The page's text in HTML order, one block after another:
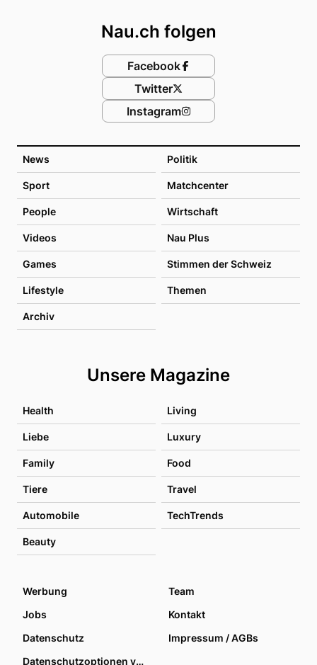
News Politik
Sport Matchcenter
People Wirtschaft
Videos Nau Plus
Games Stimmen der Schweiz
Lifestyle Themen
Archiv
Unsere Magazine
Health Living
Liebe Luxury
Family Food
Tiere Travel
Automobile TechTrends
Beauty
Nau.ch folgen
Facebook
Twitter
Instagram
Werbung
Team
Jobs
Kontakt
Datenschutz
Impressum / AGBs
Datenschutzoptionen verwalten